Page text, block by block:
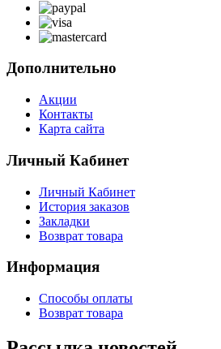
Дополнительно
Акции
Контакты
Карта сайта
Личный Кабинет
Личный Кабинет
История заказов
Закладки
Возврат товара
Информация
Способы оплаты
Возврат товара